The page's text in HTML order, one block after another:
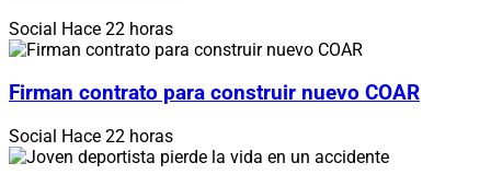
Social Hace 22 horas
Firman contrato para construir nuevo COAR
Social Hace 22 horas